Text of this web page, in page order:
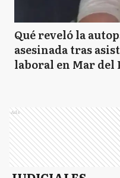
Qué reveló la
asesinada tras
laboral en Mar del
Ads